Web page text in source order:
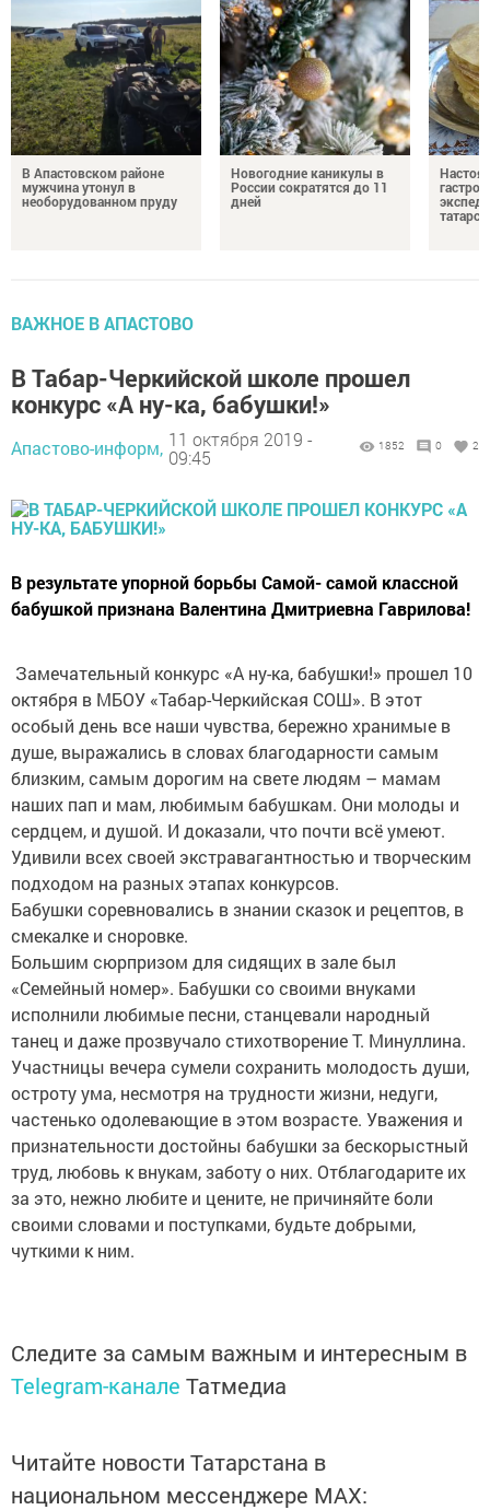
В Апастовском районе
мужчина утонул в
необорудованном пруду
Новогодние каникулы в
России сократятся до 11
дней
ВАЖНОЕ В АПАСТОВО
В Табар-Черкийской школе прошел
конкурс «А ну-ка, бабушки!»
Апастово-информ, 11 октября 2019 -
09:45
1852 0 2
В результате упорной борьбы Самой- самой классной
бабушкой признана Валентина Дмитриевна Гаврилова!
Замечательный конкурс «А ну-ка, бабушки!» прошел 10
октября в МБОУ «Табар-Черкийская СОШ». В этот
особый день все наши чувства, бережно хранимые в
душе, выражались в словах благодарности самым
близким, самым дорогим на свете людям – мамам
наших пап и мам, любимым бабушкам. Они молоды и
сердцем, и душой. И доказали, что почти всё умеют.
Удивили всех своей экстравагантностью и творческим
подходом на разных этапах конкурсов.
Бабушки соревновались в знании сказок и рецептов, в
смекалке и сноровке.
Большим сюрпризом для сидящих в зале был
«Семейный номер». Бабушки со своими внуками
исполнили любимые песни, станцевали народный
танец и даже прозвучало стихотворение Т. Минуллина.
Участницы вечера сумели сохранить молодость души,
остроту ума, несмотря на трудности жизни, недуги,
частенько одолевающие в этом возрасте. Уважения и
признательности достойны бабушки за бескорыстный
труд, любовь к внукам, заботу о них. Отблагодарите их
за это, нежно любите и цените, не причиняйте боли
своими словами и поступками, будьте добрыми,
чуткими к ним.
Следите за самым важным и интересным в
Telegram-канале Татмедиа
Читайте новости Татарстана в
национальном мессенджере MАХ: